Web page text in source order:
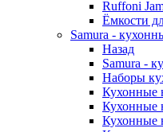
Ruffoni
Ёмкости
Samura -
Назад
Samura -
Наборы
Кухонные
Кухонные
Кухонные